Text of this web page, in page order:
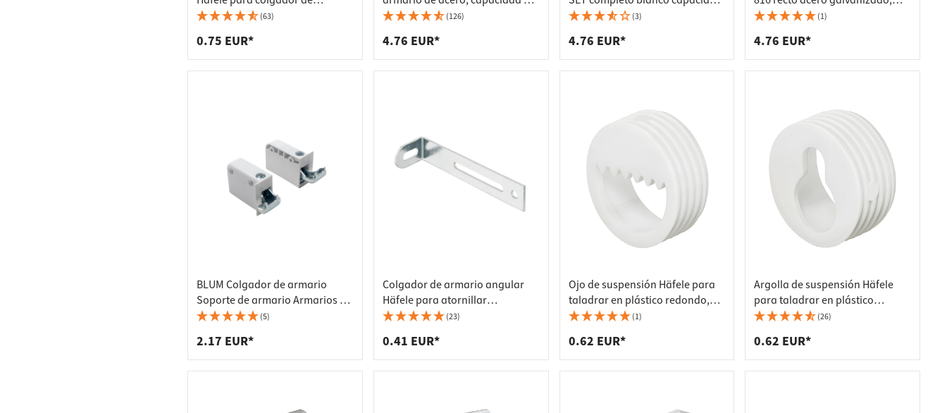
armario para mueble alto
(63)
0.75 EUR*
carga 104 kg, izquierda
(126)
4.76 EUR*
de carga 150 kg Colgador de
(3)
4.76 EUR*
izquierdo
(1)
4.76 EUR*
BLUM Colgador de armario
Soporte de armario Armarios de
pared de cocina blanco
(5)
2.17 EUR*
Colgador de armario angular
Häfele para atornillar
77x21x15x1,5 mm antivuelco
(23)
0.41 EUR*
Ojo de suspensión Häfele para
taladrar en plástico redondo,
blanco, diámetro 20 mm
(1)
0.62 EUR*
Argolla de suspensión Häfele
para taladrar en plástico
redondo blanco, diámetro 20
(26)
0.62 EUR*